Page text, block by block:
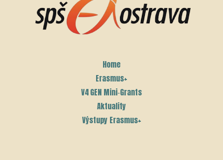
Home
Erasmus+
V4 GEN Mini‑Grants
Aktuality
Výstupy Erasmus+